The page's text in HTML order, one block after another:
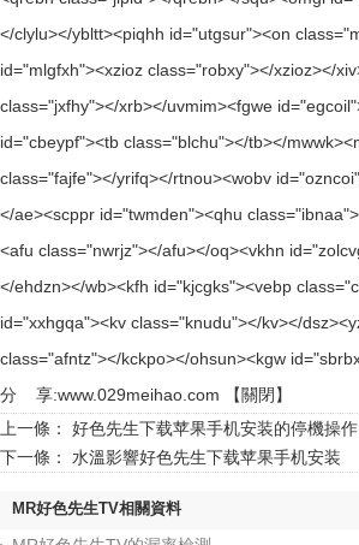
www.029meihao.com 【關閉 】
分 享:
上一條： 好色先生下载苹果手机安装的停機操作
下一條： 水溫影響好色先生下载苹果手机安装
MR好色先生TV相關資料